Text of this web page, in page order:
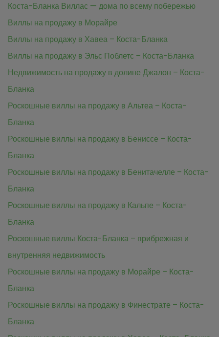
Коста-Бланка Виллас — дома по всему побережью
Виллы на продажу в Морайре
Виллы на продажу в Хавеа – Коста-Бланка
Виллы на продажу в Эльс Поблетс – Коста-Бланка
Недвижимость на продажу в долине Джалон – Коста-
Бланка
Роскошные виллы на продажу в Альтеа – Коста-
Бланка
Роскошные виллы на продажу в Бениссе – Коста-
Бланка
Роскошные виллы на продажу в Бенитачелле – Коста-
Бланка
Роскошные виллы на продажу в Кальпе – Коста-
Бланка
Роскошные виллы Коста-Бланка – прибрежная и
внутренняя недвижимость
Роскошные виллы на продажу в Морайре – Коста-
Бланка
Роскошные виллы на продажу в Финестрате – Коста-
Бланка